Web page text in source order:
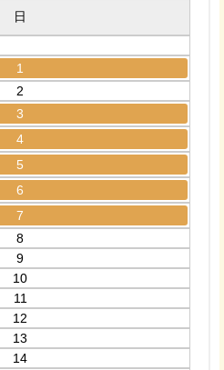
日
1
2
3
4
5
6
7
8
9
10
11
12
13
14